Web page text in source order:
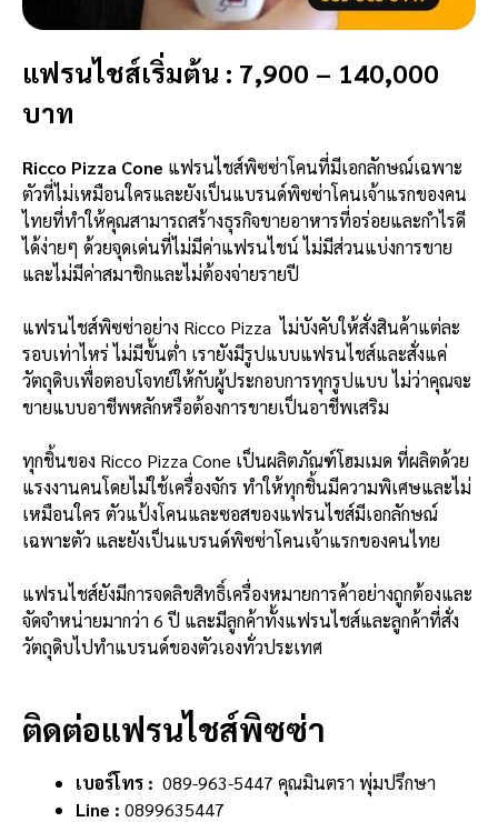
แฟรนไชส์เริ่มต้น : 7,900 – 140,000
บาท
Ricco Pizza Cone แฟรนไชส์พิซซ่าโคนที่มีเอกลักษณ์เฉพาะ
ตัวที่ไม่เหมือนใครและยังเป็นแบรนด์พิซซ่าโคนเจ้าแรกของคน
ไทยที่ทำให้คุณสามารถสร้างธุรกิจขายอาหารที่อร่อยและกำไรดี
ได้ง่ายๆ ด้วยจุดเด่นที่ไม่มีค่าแฟรนไชน์ ไม่มีส่วนแบ่งการขาย
และไม่มีค่าสมาชิกและไม่ต้องจ่ายรายปี
แฟรนไชส์พิซซ่าอย่าง Ricco Pizza ไม่บังคับให้สั่งสินค้าแต่ละ
รอบเท่าไหร่ ไม่มีขั้นต่ำ เรายังมีรูปแบบแฟรนไชส์และสั่งแค่
วัตถุดิบเพื่อตอบโจทย์ให้กับผู้ประกอบการทุกรูปแบบ ไม่ว่าคุณจะ
ขายแบบอาชีพหลักหรือต้องการขายเป็นอาชีพเสริม
ทุกชิ้นของ Ricco Pizza Cone เป็นผลิตภัณฑ์โฮมเมด ที่ผลิตด้วย
แรงงานคนโดยไม่ใช้เครื่องจักร ทำให้ทุกชิ้นมีความพิเศษและไม่
เหมือนใคร ตัวแป้งโคนและซอสของแฟรนไชส์มีเอกลักษณ์
เฉพาะตัว และยังเป็นแบรนด์พิซซ่าโคนเจ้าแรกของคนไทย
แฟรนไชส์ยังมีการจดลิขสิทธิ์เครื่องหมายการค้าอย่างถูกต้องและ
จัดจำหน่ายมากว่า 6 ปี และมีลูกค้าทั้งแฟรนไชส์และลูกค้าที่สั่ง
วัตถุดิบไปทำแบรนด์ของตัวเองทั่วประเทศ
ติดต่อแฟรนไชส์พิซซ่า
เบอร์โทร : 089-963-5447 คุณมินตรา พุ่มปรึกษา
Line : 0899635447